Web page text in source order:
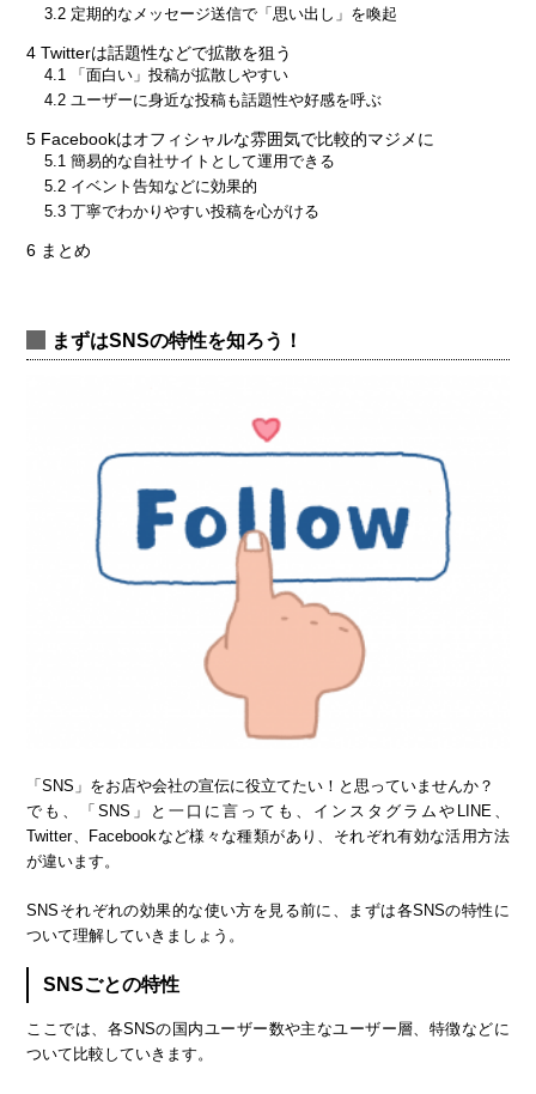
3.2定期的なメッセージ送信で「思い出し」を喚起
4 Twitterは話題性などで拡散を狙う
4.1「面白い」投稿が拡散しやすい
4.2ユーザーに身近な投稿も話題性や好感を呼ぶ
5 Facebookはオフィシャルな雰囲気で比較的マジメに
5.1簡易的な自社サイトとして運用できる
5.2イベント告知などに効果的
5.3丁寧でわかりやすい投稿を心がける
6 まとめ
まずはSNSの特性を知ろう！
「SNS」をお店や会社の宣伝に役立てたい！と思っていませんか？
でも、「SNS」と一口に言っても、インスタグラムやLINE、
Twitter、Facebookなど様々な種類があり、それぞれ有効な活用方法
が違います。
SNSそれぞれの効果的な使い方を見る前に、まずは各SNSの特性に
ついて理解していきましょう。
SNSごとの特性
ここでは、各SNSの国内ユーザー数や主なユーザー層、特徴などに
ついて比較していきます。